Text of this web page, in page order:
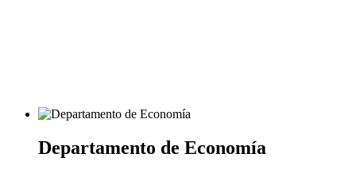
Departamento de Economía